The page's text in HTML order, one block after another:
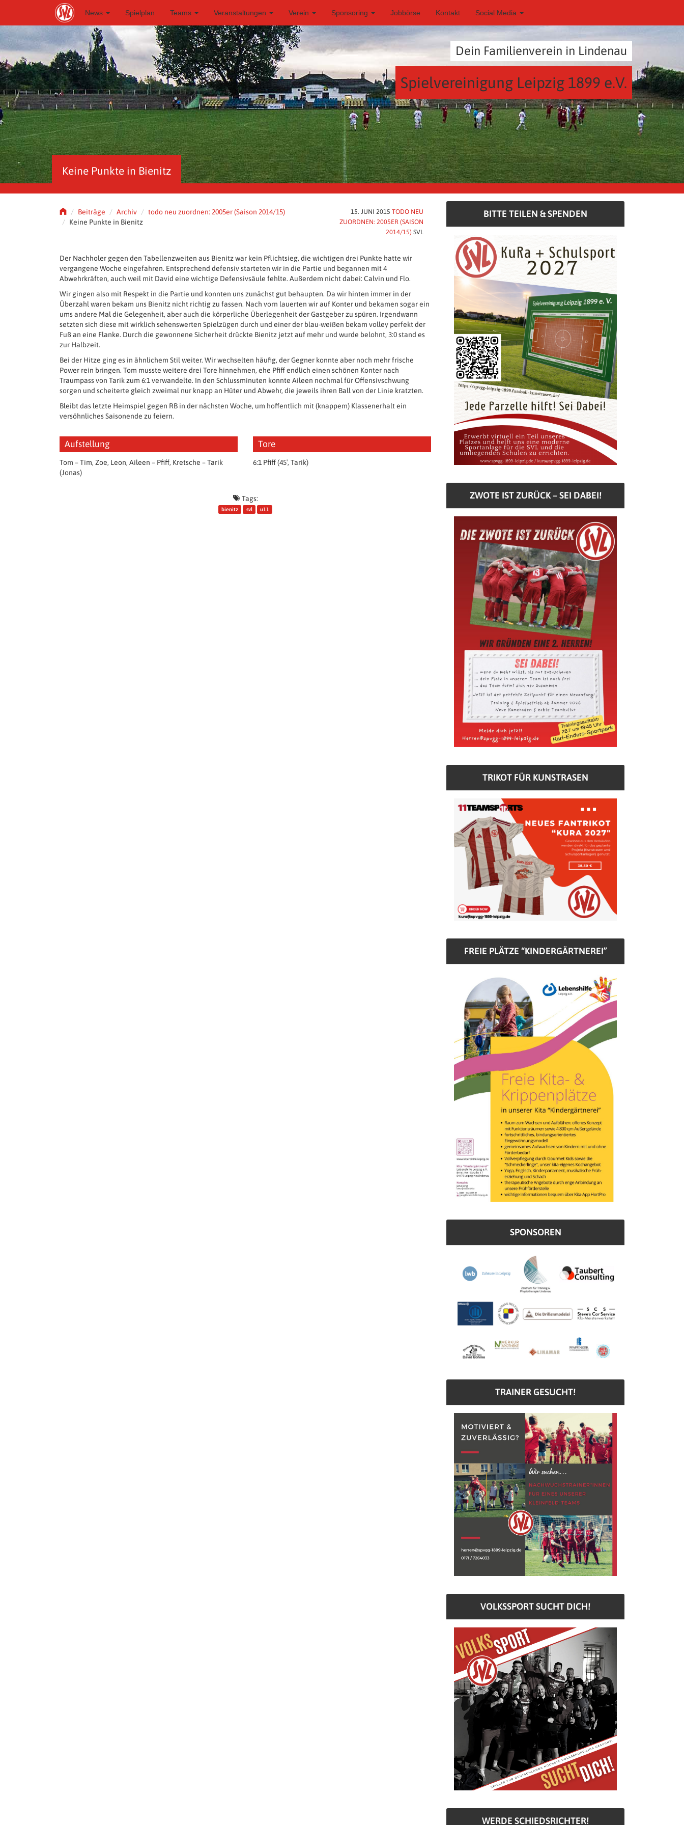
i
o
m
a
n
c
o
n
e
n
News Spielplan Teams Veranstaltungen Verein Sponsoring Jobbörse Kontakt Social Media
Dein Familienverein in Lindenau
Spielvereinigung Leipzig 1899 e.V.
Keine Punkte in Bienitz
Beiträge Archiv
todo neu zuordnen: 2005er (Saison 2014/15)
Keine Punkte in Bienitz
15. JUNI 2015 TODO NEU
ZUORDNEN: 2005ER (SAISON
2014/15) SVL
Der Nachholer gegen den Tabellenzweiten aus Bienitz war kein Pflichtsieg, die wichtigen drei Punkte hatte wir
vergangene Woche eingefahren. Entsprechend defensiv starteten wir in die Partie und begannen mit 4
Abwehrkräften, auch weil mit David eine wichtige Defensivsäule fehlte. Außerdem nicht dabei: Calvin und Flo.
Wir gingen also mit Respekt in die Partie und konnten uns zunächst gut behaupten. Da wir hinten immer in der
Überzahl waren bekam uns Bienitz nicht richtig zu fassen. Nach vorn lauerten wir auf Konter und bekamen sogar ein
ums andere Mal die Gelegenheit, aber auch die körperliche Überlegenheit der Gastgeber zu spüren. Irgendwann
setzten sich diese mit wirklich sehenswerten Spielzügen durch und einer der blau-weißen bekam volley perfekt der
Fuß an eine Flanke. Durch die gewonnene Sicherheit drückte Bienitz jetzt auf mehr und wurde belohnt, 3:0 stand es
zur Halbzeit.
Bei der Hitze ging es in ähnlichem Stil weiter. Wir wechselten häufig, der Gegner konnte aber noch mehr frische
Power rein bringen. Tom musste weitere drei Tore hinnehmen, ehe Pfiff endlich einen schönen Konter nach
Traumpass von Tarik zum 6:1 verwandelte. In den Schlussminuten konnte Aileen nochmal für Offensivschwung
sorgen und scheiterte gleich zweimal nur knapp an Hüter und Abwehr, die jeweils ihren Ball von der Linie kratzten.
Bleibt das letzte Heimspiel gegen RB in der nächsten Woche, um hoffentlich mit (knappem) Klassenerhalt ein
versöhnliches Saisonende zu feiern.
Aufstellung
Tom – Tim, Zoe, Leon, Aileen – Pfiff, Kretsche – Tarik
(Jonas)
Tore
6:1 Pfiff (45′, Tarik)
Tags:
bienitz svl u11
BITTE TEILEN & SPENDEN
ZWOTE IST ZURÜCK – SEI DABEI!
TRIKOT FÜR KUNSTRASEN
FREIE PLÄTZE “KINDERGÄRTNEREI”
SPONSOREN
TRAINER GESUCHT!
VOLKSSPORT SUCHT DICH!
WERDE SCHIEDSRICHTER!